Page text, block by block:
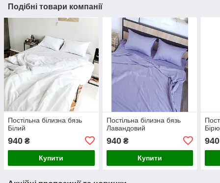
Подібні товари компанії
Постільна білизна бязь
Білий
940 ₴
Купити
Постільна білизна бязь
Лавандовий
940₴
Купити
940